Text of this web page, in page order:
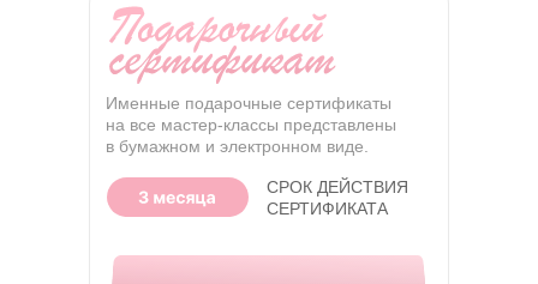
СРОК ДЕЙСТВИЯ
СЕРТИФИКАТА
Именные подарочные сертификаты
на все мастер-классы представлены
в бумажном и электронном виде.